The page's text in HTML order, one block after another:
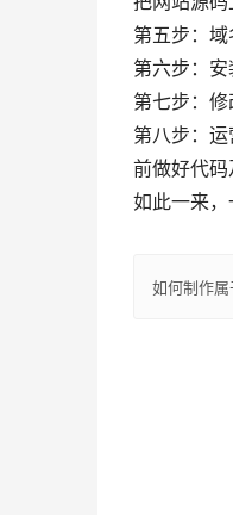
第五步：
第六步：
第七步：
第八步：
前做好代
如此一来，
如何制作